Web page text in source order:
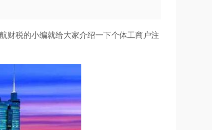
财税的小编就给大家介绍一下个体工商户注